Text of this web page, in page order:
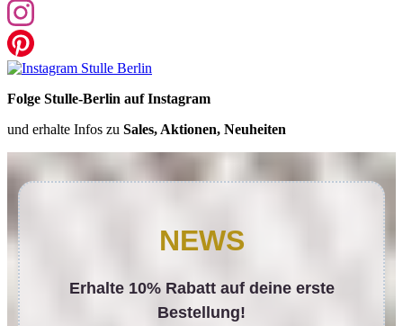
Folge Stulle-Berlin auf Instagram
und erhalte Infos zu Sales, Aktionen, Neuheiten
NEWS
Erhalte 10% Rabatt auf deine erste
Bestellung!